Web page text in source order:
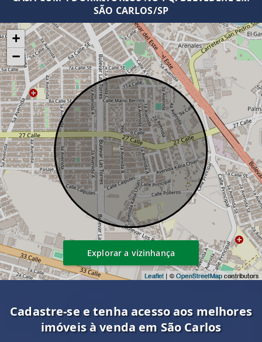
SÃO CARLOS/SP
+
−
Leaflet | ©OpenStreetMapcontributors
Explorar a vizinhança
Cadastre-se e tenha acesso aos melhores
imóveis à venda em São Carlos